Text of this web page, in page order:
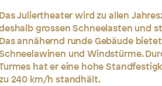
Das Juliertheater wird zu allen
grossen Schneelasten und
Das annähernd runde Gebäude
und Windstürme.
hat er eine hohe
zu 240 km/h standhält.